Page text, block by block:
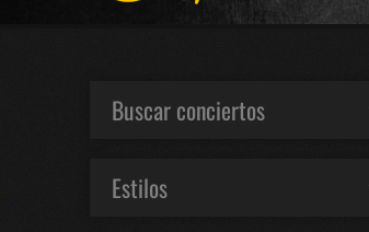
Buscar conciertos
Estilos